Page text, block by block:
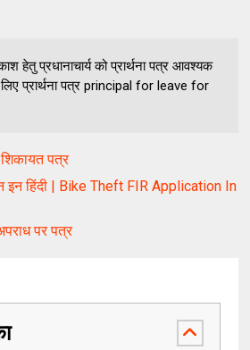
हेतु प्रधानाचार्य को प्रार्थना पत्र आवश्यक
प्रार्थना पत्र principal for leave for
पत्र
इन हिंदी | Bike Theft FIR Application In
पर पत्र